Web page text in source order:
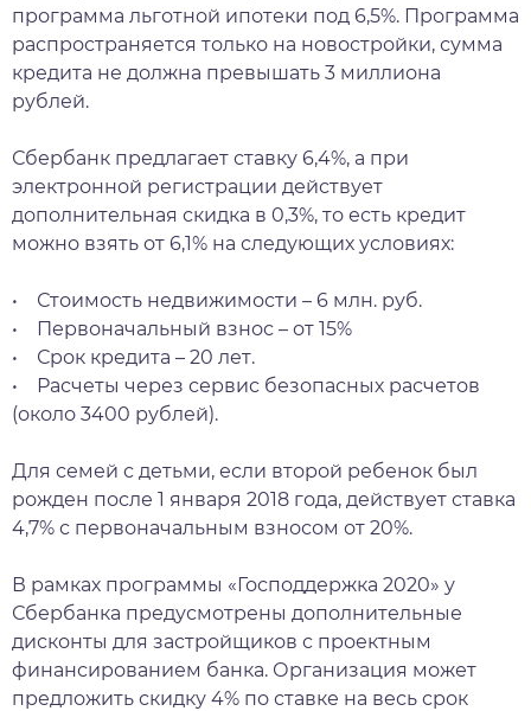
программа льготной ипотеки под 6,5%. Программа
распространяется только на новостройки, сумма
кредита не должна превышать 3 миллиона
рублей.
Сбербанк предлагает ставку 6,4%, а при
электронной регистрации действует
дополнительная скидка в 0,3%, то есть кредит
можно взять от 6,1% на следующих условиях:
• Стоимость недвижимости – 6 млн. руб.
• Первоначальный взнос – от 15%
• Срок кредита – 20 лет.
• Расчеты через сервис безопасных расчетов
(около 3400 рублей).
Для семей с детьми, если второй ребенок был
рожден после 1 января 2018 года, действует ставка
4,7% с первоначальным взносом от 20%.
В рамках программы «Господдержка 2020» у
Сбербанка предусмотрены дополнительные
дисконты для застройщиков с проектным
финансированием банка. Организация может
предложить скидку 4% по ставке на весь срок